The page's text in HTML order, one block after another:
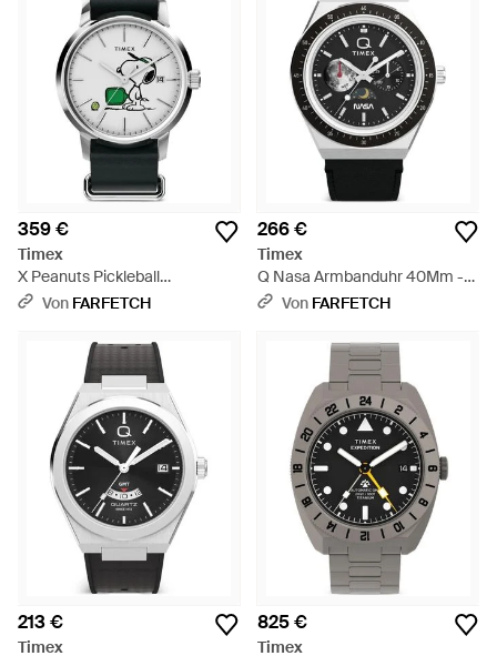
359 €
Timex
X Peanuts Pickleball
Armbanduhr 40Mm - Grau
Von FARFETCH
266 €
Timex
Q Nasa Armbanduhr 40Mm -
Schwarz
Von FARFETCH
213 €
Timex
825 €
Timex